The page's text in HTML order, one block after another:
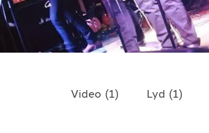
+4790640887
Video (1) Lyd (1)